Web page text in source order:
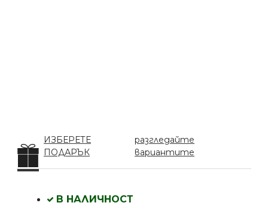
ИЗБЕРЕТЕ
ПОДАРЪК
разгледайте
вариантите
В НАЛИЧНОСТ